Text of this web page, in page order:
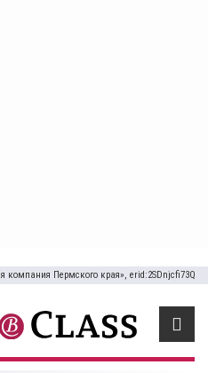
Пермского края», erid:2SDnjcfi73Q